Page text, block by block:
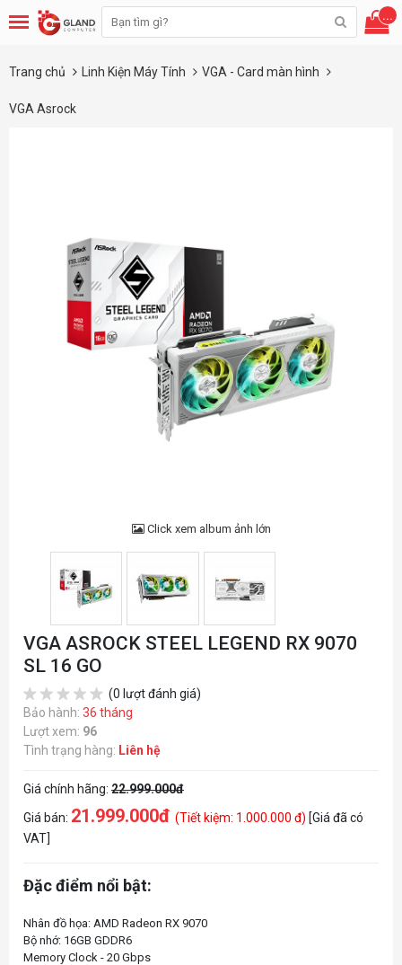
...
Trang chủ Linh Kiện Máy Tính VGA - Card màn hình
VGA Asrock
Click xem album ảnh lớn
VGA ASROCK STEEL LEGEND RX 9070
SL 16 GO
(0 lượt đánh giá)
Bảo hành: 36 tháng
Lượt xem: 96
Tình trạng hàng: Liên hệ
Giá chính hãng: 22.999.000đ
Giá bán: 21.999.000đ (Tiết kiệm: 1.000.000 đ) [Giá đã có
VAT]
Đặc điểm nổi bật:
Nhân đồ họa: AMD Radeon RX 9070
Bộ nhớ: 16GB GDDR6
Memory Clock - 20 Gbps